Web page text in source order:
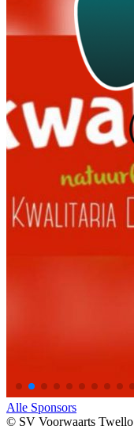
Alle Sponsors
© SV Voorwaarts Twello